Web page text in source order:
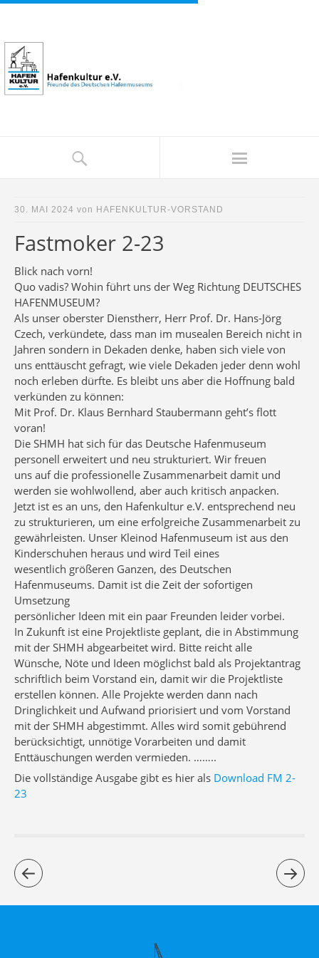
30. MAI 2024 von HAFENKULTUR-VORSTAND
Fastmoker 2-23
Blick nach vorn!
Quo vadis? Wohin führt uns der Weg Richtung DEUTSCHES
HAFENMUSEUM?
Als unser oberster Dienstherr, Herr Prof. Dr. Hans-Jörg
Czech, verkündete, dass man im musealen Bereich nicht in
Jahren sondern in Dekaden denke, haben sich viele von
uns enttäuscht gefragt, wie viele Dekaden jeder denn wohl
noch erleben dürfte. Es bleibt uns aber die Hoffnung bald
verkünden zu können:
Mit Prof. Dr. Klaus Bernhard Staubermann geht’s flott
voran!
Die SHMH hat sich für das Deutsche Hafenmuseum
personell erweitert und neu strukturiert. Wir freuen
uns auf die professionelle Zusammenarbeit damit und
werden sie wohlwollend, aber auch kritisch anpacken.
Jetzt ist es an uns, den Hafenkultur e.V. entsprechend neu
zu strukturieren, um eine erfolgreiche Zusammenarbeit zu
gewährleisten. Unser Kleinod Hafenmuseum ist aus den
Kinderschuhen heraus und wird Teil eines
wesentlich größeren Ganzen, des Deutschen
Hafenmuseums. Damit ist die Zeit der sofortigen
Umsetzung
persönlicher Ideen mit ein paar Freunden leider vorbei.
In Zukunft ist eine Projektliste geplant, die in Abstimmung
mit der SHMH abgearbeitet wird. Bitte reicht alle
Wünsche, Nöte und Ideen möglichst bald als Projektantrag
schriftlich beim Vorstand ein, damit wir die Projektliste
erstellen können. Alle Projekte werden dann nach
Dringlichkeit und Aufwand priorisiert und vom Vorstand
mit der SHMH abgestimmt. Alles wird somit gebührend
berücksichtigt, unnötige Vorarbeiten und damit
Enttäuschungen werden vermieden. ……..
Die vollständige Ausgabe gibt es hier als Download FM 2-
23